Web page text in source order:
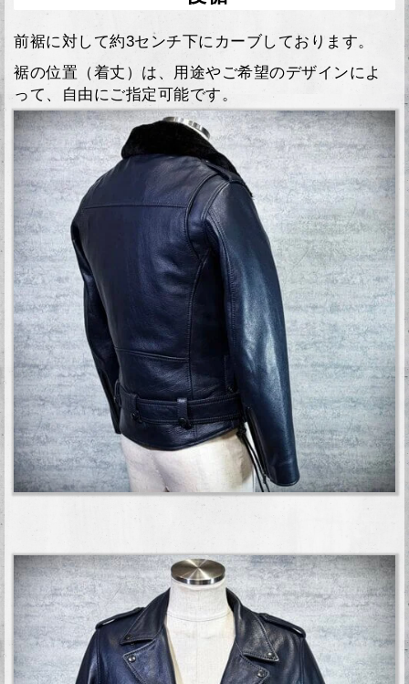
前裾に対して約3センチ下にカーブしております。
裾の位置（着丈）は、用途やご希望のデザインによ
って、自由にご指定可能です。